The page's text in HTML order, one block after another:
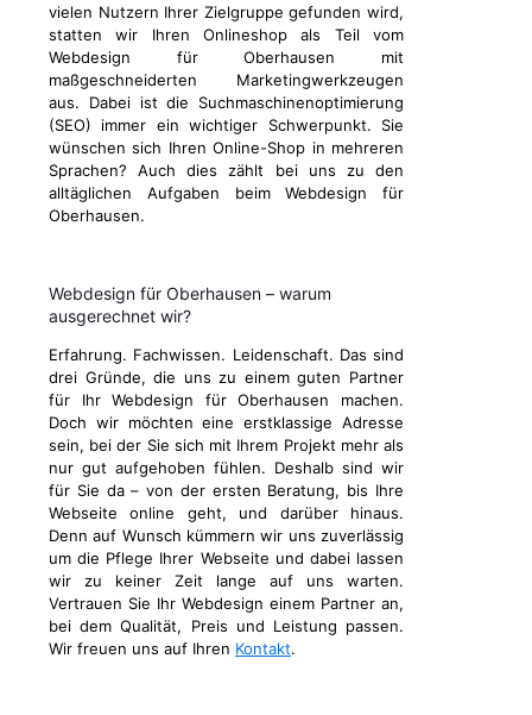
vielen Nutzern Ihrer Zielgruppe gefunden wird,
statten wir Ihren Onlineshop als Teil vom
Webdesign für Oberhausen mit
maßgeschneiderten Marketingwerkzeugen
aus. Dabei ist die Suchmaschinenoptimierung
(SEO) immer ein wichtiger Schwerpunkt. Sie
wünschen sich Ihren Online-Shop in mehreren
Sprachen? Auch dies zählt bei uns zu den
alltäglichen Aufgaben beim Webdesign für
Oberhausen.
Webdesign für Oberhausen – warum
ausgerechnet wir?
Erfahrung. Fachwissen. Leidenschaft. Das sind
drei Gründe, die uns zu einem guten Partner
für Ihr Webdesign für Oberhausen machen.
Doch wir möchten eine erstklassige Adresse
sein, bei der Sie sich mit Ihrem Projekt mehr als
nur gut aufgehoben fühlen. Deshalb sind wir
für Sie da – von der ersten Beratung, bis Ihre
Webseite online geht, und darüber hinaus.
Denn auf Wunsch kümmern wir uns zuverlässig
um die Pflege Ihrer Webseite und dabei lassen
wir zu keiner Zeit lange auf uns warten.
Vertrauen Sie Ihr Webdesign einem Partner an,
bei dem Qualität, Preis und Leistung passen.
Wir freuen uns auf Ihren Kontakt.